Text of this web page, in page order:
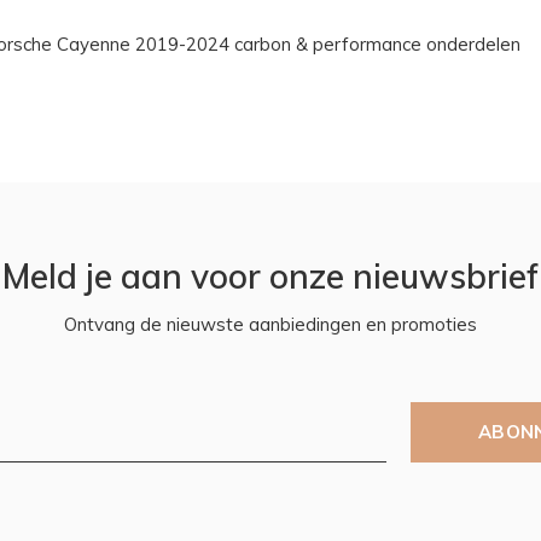
Cayenne 2019-2024 carbon & performance onderdelen
Meld je aan voor onze nieuwsbrief
Ontvang de nieuwste aanbiedingen en promoties